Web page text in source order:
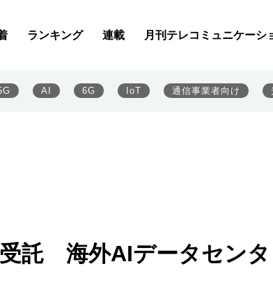
ランキング 連載 月刊テレコミュニケーシ
AI 6G IoT 通信事業者向け
託 海外AIデータセンタ